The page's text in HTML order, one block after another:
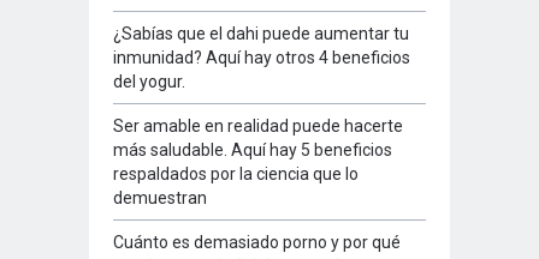
¿Sabías que el dahi puede aumentar tu
inmunidad? Aquí hay otros 4 beneficios
del yogur.
Ser amable en realidad puede hacerte
más saludable. Aquí hay 5 beneficios
respaldados por la ciencia que lo
demuestran
Cuánto es demasiado porno y por qué